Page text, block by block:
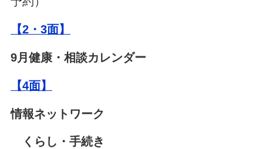
【2・3面】
9月健康・相談カレンダー
【4面】
情報ネットワーク
くらし・手続き